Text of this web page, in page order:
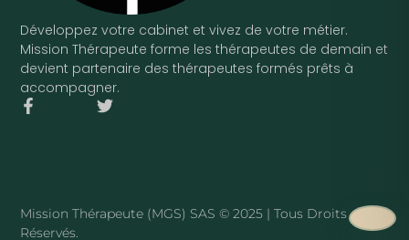
Développez votre cabinet et vivez de votre métier.
Mission Thérapeute forme les thérapeutes de demain et
devient partenaire des thérapeutes formés prêts à
accompagner.
F
k
T
Mission Thérapeute (MGS) SAS © 2025 | Tous Droits
Réservés.